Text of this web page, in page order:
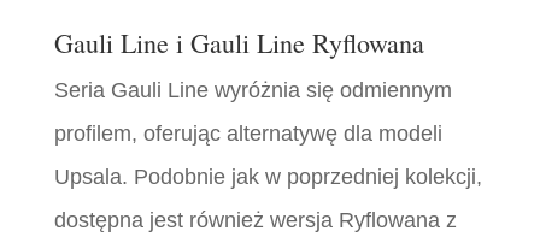
Gauli Line i Gauli Line Ryflowana
Seria Gauli Line wyróżnia się odmiennym
profilem, oferując alternatywę dla modeli
Upsala. Podobnie jak w poprzedniej kolekcji,
dostępna jest również wersja Ryflowana z